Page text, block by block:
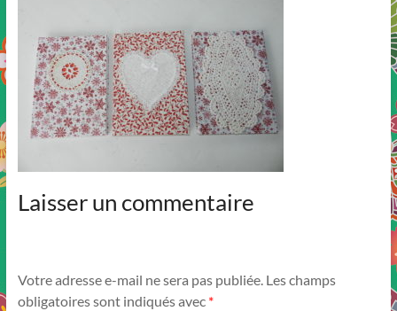
Laisser un commentaire
Votre adresse e-mail ne sera pas publiée. Les champs
obligatoires sont indiqués avec *